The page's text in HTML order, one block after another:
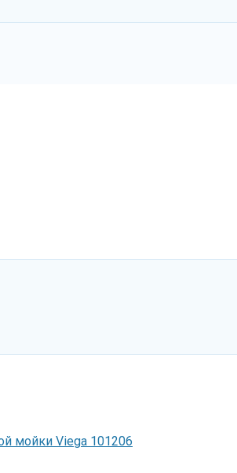
мойки Viega 101206